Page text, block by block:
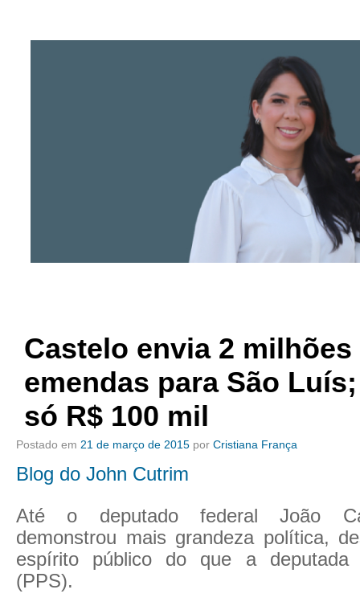
Castelo envia 2 milhões
emendas para São
só R$ 100 mil
Postado em 21 de março de 2015 por Cristiana França
Blog do John Cutrim
Até o deputado federal João
demonstrou mais grandeza política,
espírito público do que a deputada
(PPS).